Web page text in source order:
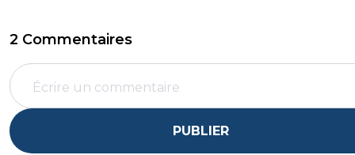
2 Commentaires
PUBLIER